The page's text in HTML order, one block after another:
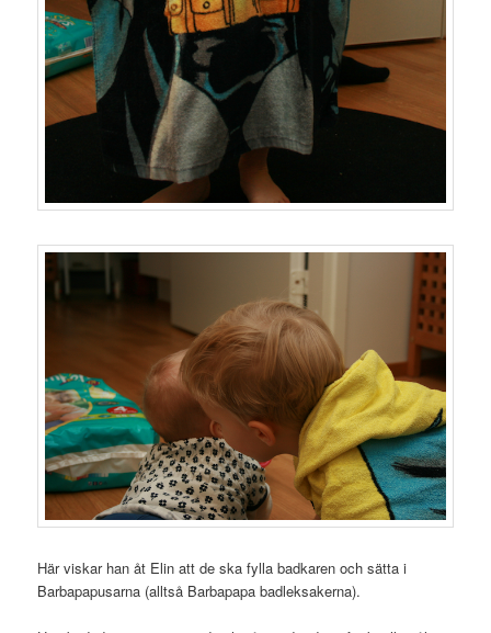
Här viskar han åt Elin att de ska fylla badkaren och sätta i
Barbapapusarna (alltså Barbapapa badleksakerna).